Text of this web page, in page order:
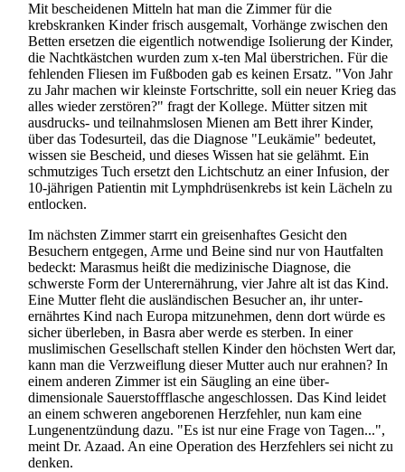
Mit bescheidenen Mitteln hat man die Zimmer für die
krebskranken Kinder frisch ausgemalt, Vorhänge zwischen den
Betten ersetzen die eigentlich notwendige Isolierung der Kinder,
die Nachtkästchen wurden zum x-ten Mal überstrichen. Für die
fehlenden Fliesen im Fußboden gab es keinen Ersatz. "Von Jahr
zu Jahr machen wir kleinste Fortschritte, soll ein neuer Krieg das
alles wieder zerstören?" fragt der Kollege. Mütter sitzen mit
ausdrucks- und teilnahms­losen Mienen am Bett ihrer Kinder,
über das Todesurteil, das die Diagnose "Leukämie" bedeutet,
wissen sie Bescheid, und dieses Wissen hat sie gelähmt. Ein
schmutziges Tuch ersetzt den Lichtschutz an einer Infusion, der
10-jährigen Patientin mit Lymphdrüsen­krebs ist kein Lächeln zu
entlocken.
Im nächsten Zimmer starrt ein greisenhaftes Gesicht den
Besuchern entgegen, Arme und Beine sind nur von Hautfalten
bedeckt: Marasmus heißt die medizinische Diagnose, die
schwerste Form der Unterernährung, vier Jahre alt ist das Kind.
Eine Mutter fleht die ausländischen Besucher an, ihr unter­
ernährtes Kind nach Europa mitzunehmen, denn dort würde es
sicher überleben, in Basra aber werde es sterben. In einer
muslimischen Gesellschaft stellen Kinder den höchsten Wert dar,
kann man die Verzweiflung dieser Mutter auch nur erahnen? In
einem anderen Zimmer ist ein Säugling an eine über­
dimensionale Sauerstoff­flasche angeschlossen. Das Kind leidet
an einem schweren angeborenen Herzfehler, nun kam eine
Lungen­entzündung dazu. "Es ist nur eine Frage von Tagen...",
meint Dr. Azaad. An eine Operation des Herzfehlers sei nicht zu
denken.